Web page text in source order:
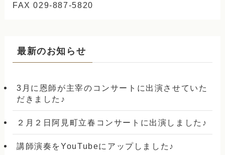
FAX 029-887-5820
最新のお知らせ
3月に恩師が主宰のコンサートに出演させていた
だきました♪
２月２日阿見町立春コンサートに出演しました♪
講師演奏をYouTubeにアップしました♪